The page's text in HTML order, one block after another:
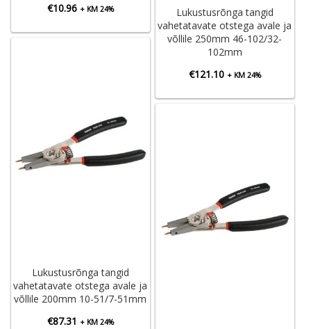
€10.96 + KM 24%
Lukustusrõnga tangid
vahetatavate otstega avale ja
võllile 250mm 46-102/32-
102mm
€121.10 + KM 24%
Lukustusrõnga tangid
vahetatavate otstega avale ja
võllile 200mm 10-51/7-51mm
€87.31 + KM 24%